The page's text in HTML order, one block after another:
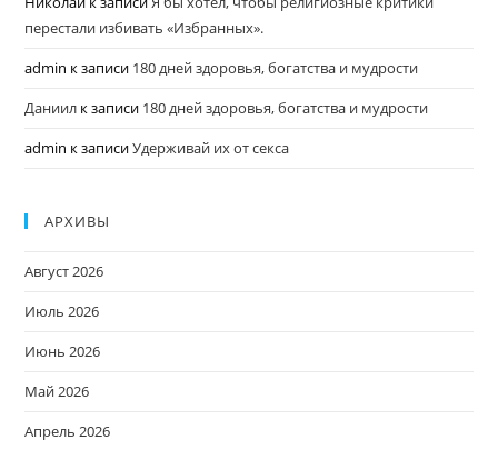
перестали избивать «Избранных».
admin к записи 180 дней здоровья, богатства и мудрости
Даниил к записи 180 дней здоровья, богатства и мудрости
admin к записиУдерживай их от секса
АРХИВЫ
Август 2026
Июль 2026
Июнь 2026
Май 2026
Апрель 2026